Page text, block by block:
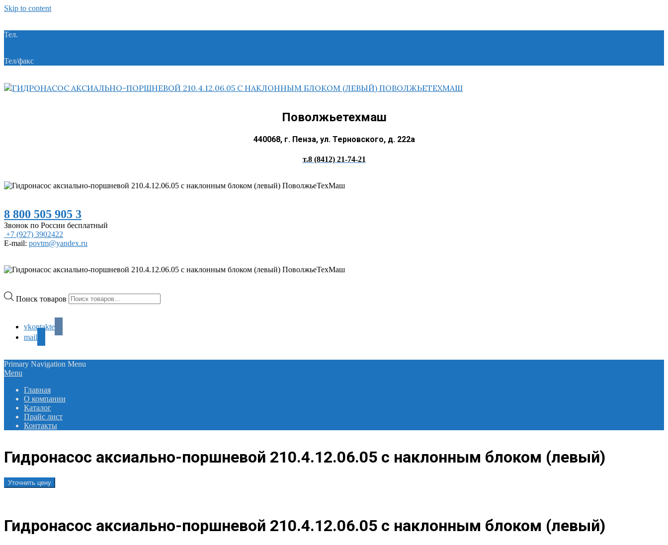
Skip to content
Тел.
Тел/факс
Поволжьетехмаш
440068, г. Пенза, ул. Терновского, д. 222а
т.8 (8412) 21-74-21
8 800 505 905 3
Звонок по России бесплатный
+7 (927) 3902422
E-mail: povtm@yandex.ru
Поиск товаров
vkontakte
mail
Primary Navigation Menu
Menu
Главная
О компании
Каталог
Прайс лист
Контакты
Гидронасос аксиально-поршневой 210.4.12.06.05 с наклонным блоком (левый)
Уточнить цену
Гидронасос аксиально-поршневой 210.4.12.06.05 с наклонным блоком (левый)